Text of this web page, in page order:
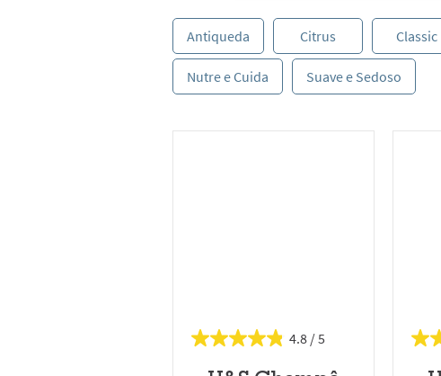
Antiqueda Citrus Classic
Nutre e Cuida Suave e Sedoso
4.8